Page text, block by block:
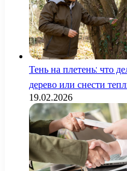
Тень на плетень: что
дерево или снести
19.02.2026